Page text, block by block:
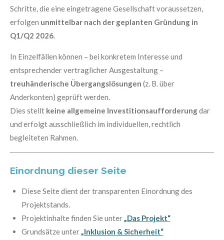
Schritte, die eine eingetragene Gesellschaft voraussetzen,
erfolgen unmittelbar nach der geplanten Gründung in
Q1/Q2 2026
In Einzelfällen können – bei konkretem Interesse und
entsprechender vertraglicher Ausgestaltung –
treuhänderische Übergangslösungen (z. B. über
Anderkonten) geprüft werden.
Dies stellt keine allgemeine Investitionsaufforderungdar
und erfolgt ausschließlich im individuellen, rechtlich
begleiteten Rahmen.
Einordnung dieser Seite
Diese Seite dient der transparenten Einordnung des
Projektstands.
Projektinhalte finden Sie unter„Das Projekt“
Grundsätze unter„Inklusion & Sicherheit“